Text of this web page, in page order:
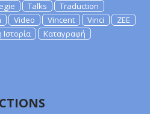
Talks
Traduction
Video Vincent Vinci
ZEE
Καταγραφή